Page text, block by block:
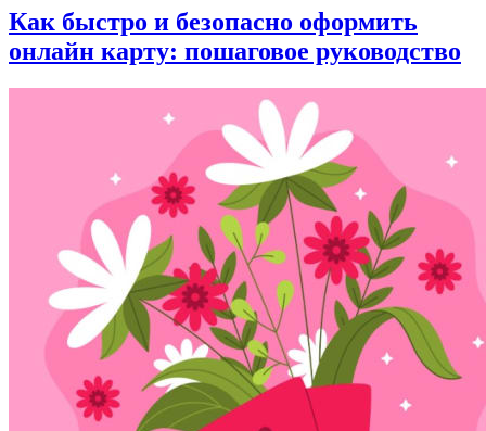
Как быстро и безопасно оформить
онлайн карту: пошаговое руководство